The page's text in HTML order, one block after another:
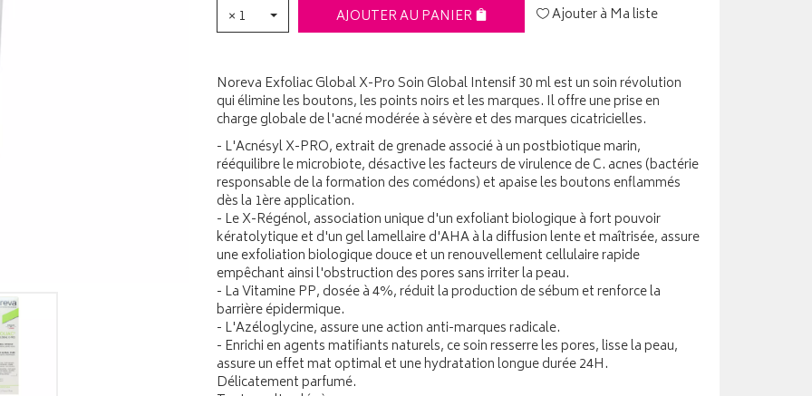
× 1 AJOUTER AU PANIER Ajouter à Ma liste
Noreva Exfoliac Global X-Pro Soin Global Intensif 30 ml est un soin révolution
qui élimine les boutons, les points noirs et les marques. Il offre une prise en
charge globale de l'acné modérée à sévère et des marques cicatricielles.
- L'Acnésyl X-PRO, extrait de grenade associé à un postbiotique marin,
rééquilibre le microbiote, désactive les facteurs de virulence de C. acnes (bactérie
responsable de la formation des comédons) et apaise les boutons enflammés
dès la 1ère application.
- Le X-Régénol, association unique d'un exfoliant biologique à fort pouvoir
kératolytique et d'un gel lamellaire d'AHA à la diffusion lente et maîtrisée, assure
une exfoliation biologique douce et un renouvellement cellulaire rapide
empêchant ainsi l'obstruction des pores sans irriter la peau.
- La Vitamine PP, dosée à 4%, réduit la production de sébum et renforce la
barrière épidermique.
- L'Azéloglycine, assure une action anti-marques radicale.
- Enrichi en agents matifiants naturels, ce soin resserre les pores, lisse la peau,
assure un effet mat optimal et une hydratation longue durée 24H.
Délicatement parfumé.